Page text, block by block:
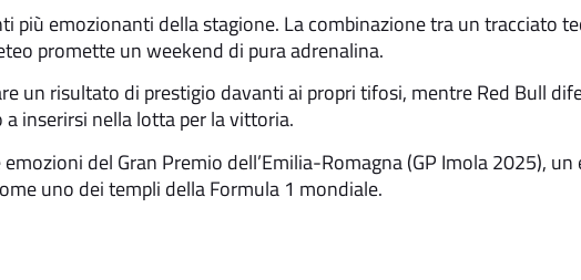
più emozionanti della stagione. La combinazione tra un tracciato
promette un weekend di pura adrenalina.
un risultato di prestigio davanti ai propri tifosi, mentre Red Bull
inserirsi nella lotta per la vittoria.
del Gran Premio dell’Emilia-Romagna (GP Imola 2025),
uno dei templi della Formula 1 mondiale.